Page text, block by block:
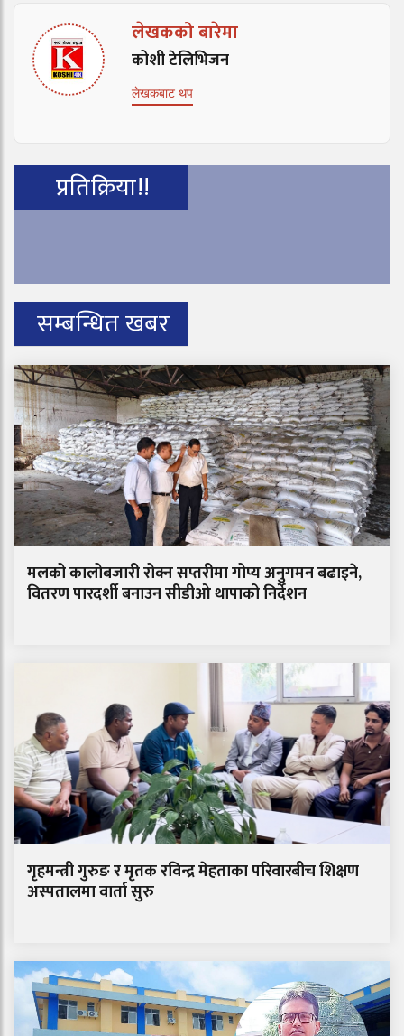
लेखकको बारेमा
कोशी टेलिभिजन
लेखकबाट थप
प्रतिक्रिया!!
सम्बन्धित खबर
मलको कालोबजारी रोक्न सप्तरीमा गोप्य अनुगमन बढाइने,
वितरण पारदर्शी बनाउन सीडीओ थापाको निर्देशन
गृहमन्त्री गुरुङ र मृतक रविन्द्र मेहताका परिवारबीच शिक्षण
अस्पतालमा वार्ता सुरु